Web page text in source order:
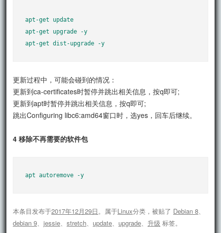
apt-get update
apt-get upgrade -y
更新过程中，可能会碰到的情况：
更新到ca-certificates时暂停并跳出相关信息，按q即可;
更新到apt时暂停并跳出相关信息，按q即可;
跳出Configuring libc6:amd64窗口时，选yes，回车后继续。
4 移除不再需要的软件包
apt autoremove -y
本条目发布于2017年12月29日 。属于Linux分类，被贴了 Debian 8
debian 9 、jessie 、stretch update upgrade 升级 标签。